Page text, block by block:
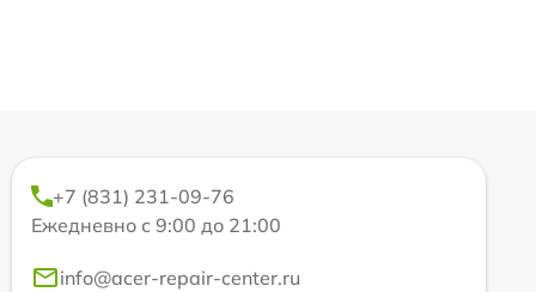
+7 (831) 231-09-76
Ежедневно с 9:00 до 21:00
info@acer-repair-center.ru